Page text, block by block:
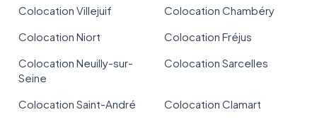
Colocation Villejuif
Colocation Chambéry
Colocation Niort
Colocation Fréjus
Colocation Neuilly-sur-
Seine
Colocation Sarcelles
Colocation Saint-André
Colocation Clamart